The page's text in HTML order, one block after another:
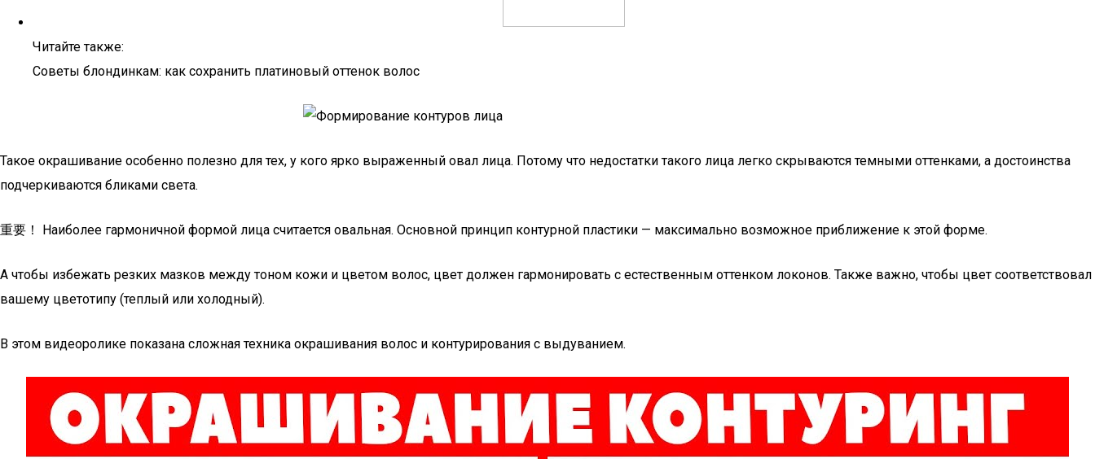
Читайте также:
Советы блондинкам: как сохранить платиновый оттенок волос
Такое окрашивание особенно полезно для тех, у кого ярко выраженный овал лица. Потому что недостатки такого лица легко скрываются темными оттенками, а достоинства
подчеркиваются бликами света.
重要！ Наиболее гармоничной формой лица считается овальная. Основной принцип контурной пластики — максимально возможное приближение к этой форме.
А чтобы избежать резких мазков между тоном кожи и цветом волос, цвет должен гармонировать с естественным оттенком локонов. Также важно, чтобы цвет соответствовал
вашему цветотипу (теплый или холодный).
В этом видеоролике показана сложная техника окрашивания волос и контурирования с выдуванием.